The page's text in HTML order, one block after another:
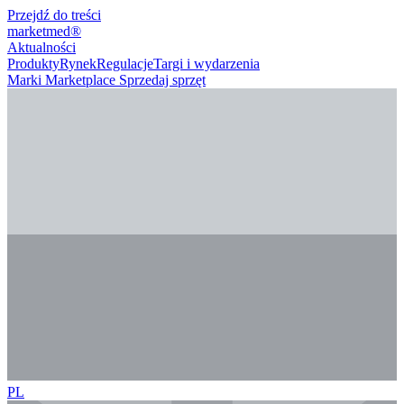
Przejdź do treści
marketmed®
Aktualności
ProduktyRynekRegulacjeTargi i wydarzenia
Marki Marketplace Sprzedaj sprzęt
PL